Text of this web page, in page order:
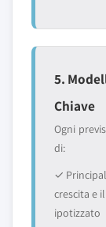
5.
Chiave
Ogni
di:
✓
crescita e
ipotizzato